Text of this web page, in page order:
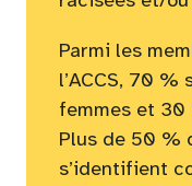
Parmi les
l’ACCS, 70 %
femmes et 30
Plus de 50 %
s’identifient